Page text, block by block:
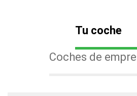
Tu coche
Coches de